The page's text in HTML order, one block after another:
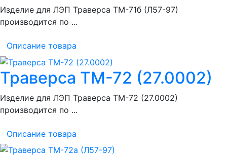
Изделие для ЛЭП Траверса ТМ-71б (Л57-97)
производится по ...
Описание товара
Траверса ТМ-72 (27.0002)
Изделие для ЛЭП Траверса ТМ-72 (27.0002)
производится по ...
Описание товара